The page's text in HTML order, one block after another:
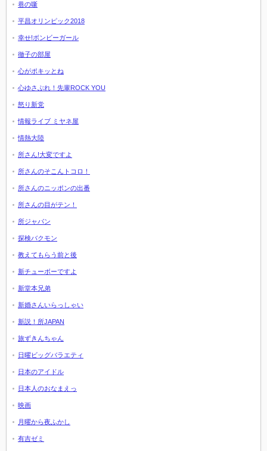
巷の噺
平昌オリンピック2018
幸せ!ボンビーガール
徹子の部屋
心がポキッとね
心ゆさぶれ！先輩ROCK YOU
怒り新党
情報ライブ ミヤネ屋
情熱大陸
所さん!大変ですよ
所さんのそこんトコロ！
所さんのニッポンの出番
所さんの目がテン！
所ジャパン
探検バクモン
教えてもらう前と後
新チューボーですよ
新堂本兄弟
新婚さんいらっしゃい
新説！所JAPAN
旅ずきんちゃん
日曜ビッグバラエティ
日本のアイドル
日本人のおなまえっ
映画
月曜から夜ふかし
有吉ゼミ